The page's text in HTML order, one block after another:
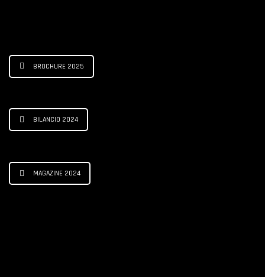
BROCHURE 2025
BILANCIO 2024
MAGAZINE 2024